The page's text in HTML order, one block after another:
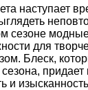
наступает
сезоне
для
Блеск,
и